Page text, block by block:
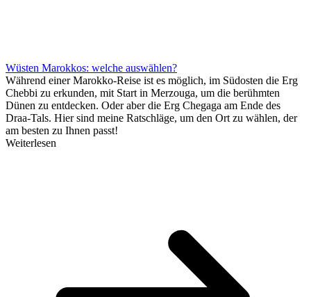
Wüsten Marokkos: welche auswählen?
Während einer Marokko-Reise ist es möglich, im Südosten die Erg
Chebbi zu erkunden, mit Start in Merzouga, um die berühmten
Dünen zu entdecken. Oder aber die Erg Chegaga am Ende des
Draa-Tals. Hier sind meine Ratschläge, um den Ort zu wählen, der
am besten zu Ihnen passt!
Weiterlesen